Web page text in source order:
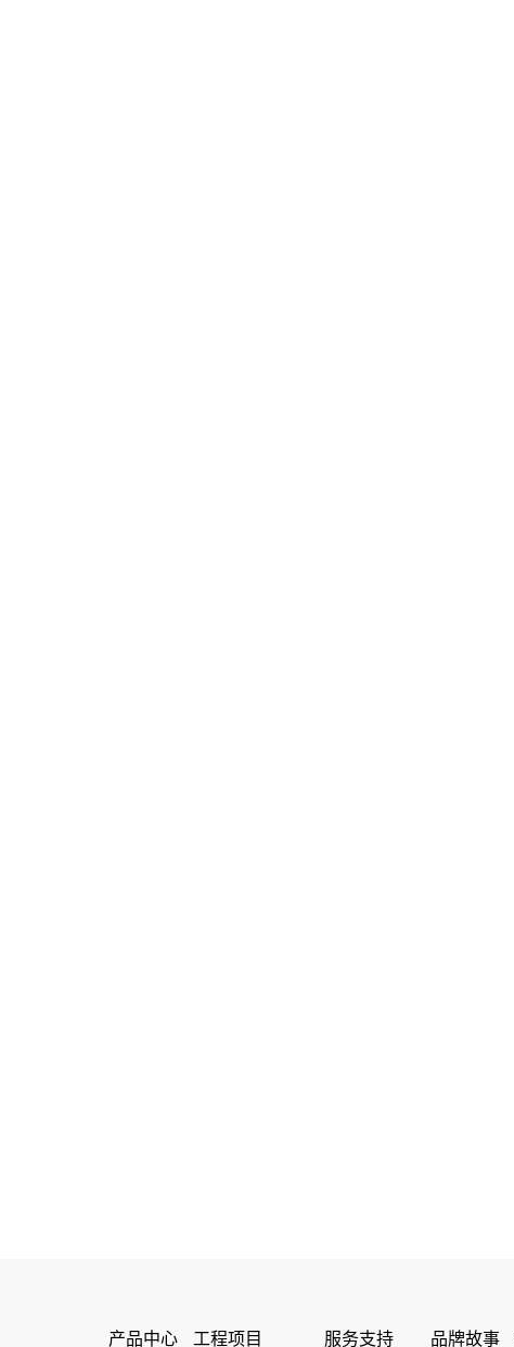
产品中心 工程项目 服务支持 品牌故事